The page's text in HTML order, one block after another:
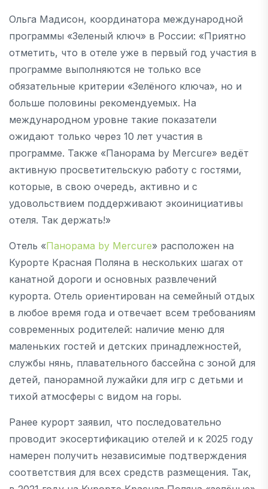
Ольга Мадисон, координатора международной
программы «Зеленый ключ» в России: «Приятно
отметить, что в отеле уже в первый год участия в
программе выполняются не только все
обязательные критерии «Зелёного ключа», но и
больше половины рекомендуемых. На
международном уровне такие показатели
ожидают только через 10 лет участия в
программе. Также «Панорама by Mercure» ведёт
активную просветительскую работу с гостями,
которые, в свою очередь, активно и с
удовольствием поддерживают экоинициативы
отеля. Так держать!»
Отель «Панорама by Mercure» расположен на
Курорте Красная Поляна в нескольких шагах от
канатной дороги и основных развлечений
курорта. Отель ориентирован на семейный отдых
в любое время года и отвечает всем требованиям
современных родителей: наличие меню для
маленьких гостей и детских принадлежностей,
службы нянь, плавательного бассейна с зоной для
детей, панорамной лужайки для игр с детьми и
тихой атмосферы с видом на горы.
Ранее курорт заявил, что последовательно
проводит экосертификацию отелей и к 2025 году
намерен получить независимые подтверждения
соответствия для всех средств размещения. Так,